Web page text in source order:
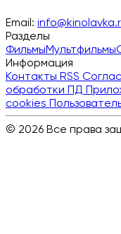
Email:
Разделы
ФильмыМультфильмы
Информация
Контакты RSS
обработки ПД
cookies
© 2026 Все права